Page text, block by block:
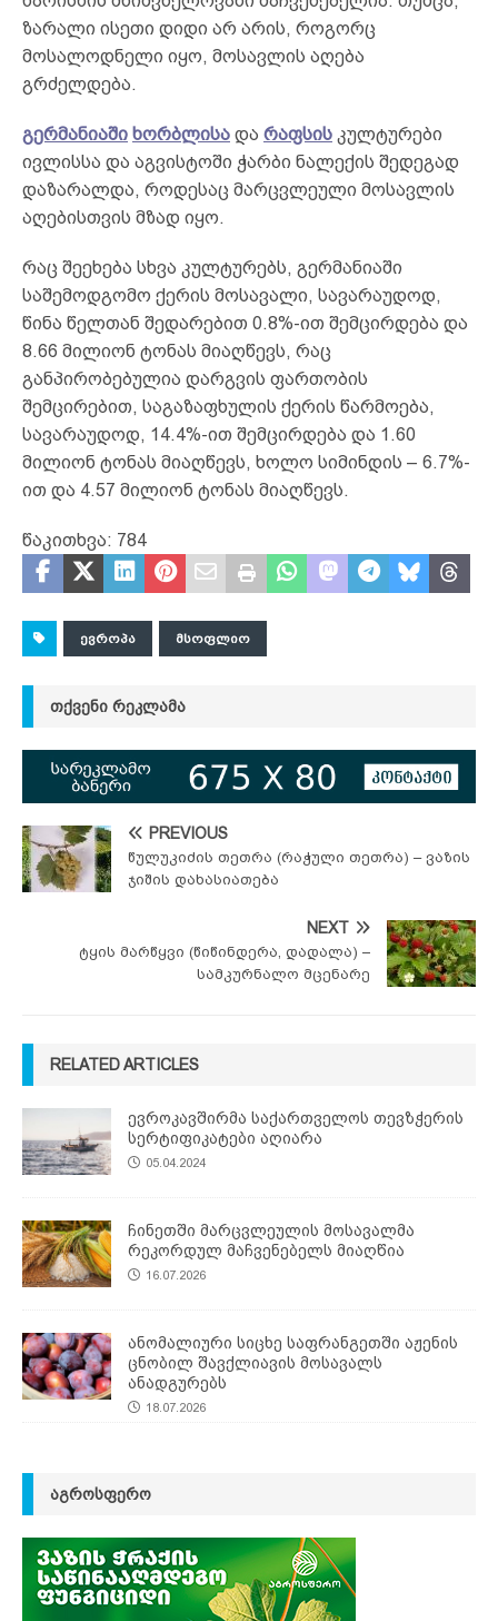
ზარალი ისეთი დიდი არ არის, როგორც
მოსალოდნელი იყო, მოსავლის აღება
გრძელდება.
გერმანიაში ხორბლისა და რაფსის კულტურები
ივლისსა და აგვისტოში ჭარბი ნალექის შედეგად
დაზარალდა, როდესაც მარცვლეული მოსავლის
აღებისთვის მზად იყო.
რაც შეეხება სხვა კულტურებს, გერმანიაში
საშემოდგომო ქერის მოსავალი, სავარაუდოდ,
წინა წელთან შედარებით 0.8%-ით შემცირდება და
8.66 მილიონ ტონას მიაღწევს, რაც
განპირობებულია დარგვის ფართობის
შემცირებით, საგაზაფხულის ქერის წარმოება,
სავარაუდოდ, 14.4%-ით შემცირდება და 1.60
მილიონ ტონას მიაღწევს, ხოლო სიმინდის – 6.7%-
ით და 4.57 მილიონ ტონას მიაღწევს.
წაკითხვა: 784
ᲔᲕᲠᲝᲞᲐ ᲛᲡᲝᲤᲚᲘᲝ
ᲗᲥᲕᲔᲜᲘ ᲠᲔᲙᲚᲐᲛᲐ
PREVIOUS
წულუკიძის თეთრა (რაჭული თეთრა) – ვაზის
ჯიშის დახასიათება
NEXT
ტყის მარწყვი (წიწინდერა, დადალა) –
სამკურნალო მცენარე
RELATED ARTICLES
ევროკავშირმა საქართველოს თევზჭერის
სერტიფიკატები აღიარა
05.04.2024
ჩინეთში მარცვლეულის მოსავალმა
რეკორდულ მაჩვენებელს მიაღწია
16.07.2026
ანომალიური სიცხე საფრანგეთში აჟენის
ცნობილ შავქლიავის მოსავალს
ანადგურებს
18.07.2026
ᲐᲒᲠᲝᲡᲤᲔᲠᲝ